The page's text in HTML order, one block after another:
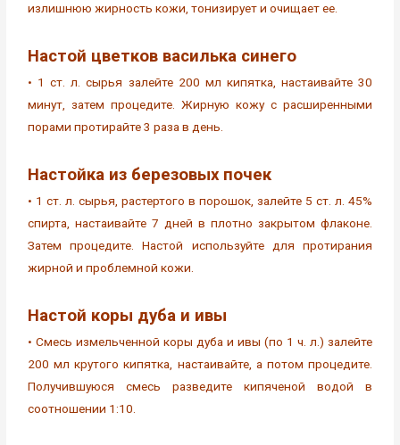
излишнюю жирность кожи, тонизирует и очищает ее.
Настой цветков василька синего
• 1 ст. л. сырья залейте 200 мл кипятка, настаивайте 30
минут, затем процедите. Жирную кожу с расширенными
порами протирайте 3 раза в день.
Настойка из березовых почек
• 1 ст. л. сырья, растертого в порошок, залейте 5 ст. л. 45%
спирта, настаивайте 7 дней в плотно закрытом флаконе.
Затем процедите. Настой используйте для протирания
жирной и проблемной кожи.
Настой коры дуба и ивы
• Смесь измельченной коры дуба и ивы (по 1 ч. л.) залейте
200 мл крутого кипятка, настаивайте, а потом процедите.
Получившуюся смесь разведите кипяченой водой в
соотношении 1:10.